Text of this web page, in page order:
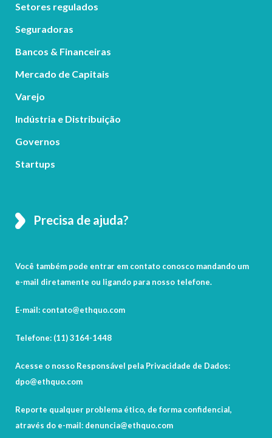
Setores regulados
Seguradoras
Bancos & Financeiras
Mercado de Capitais
Varejo
Indústria e Distribuição
Governos
Startups
Precisa de ajuda?
Você também pode entrar em contato conosco mandando um
e-mail diretamente ou ligando para nosso telefone.
E-mail: contato@ethquo.com
Telefone: (11) 3164-1448
Acesse o nosso Responsável pela Privacidade de Dados:
dpo@ethquo.com
Reporte qualquer problema ético, de forma confidencial,
através do e-mail: denuncia@ethquo.com